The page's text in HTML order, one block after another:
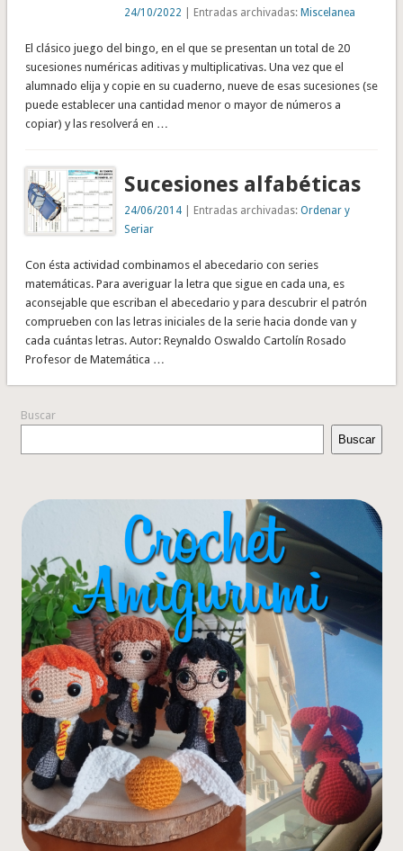
24/10/2022 | Entradas archivadas:Miscelanea
El clásico juego del bingo, en el que se presentan un total de 20
sucesiones numéricas aditivas y multiplicativas. Una vez que el
alumnado elija y copie en su cuaderno, nueve de esas sucesiones (se
puede establecer una cantidad menor o mayor de números a
copiar) y las resolverá en …
Sucesiones alfabéticas
24/06/2014 | Entradas archivadas:Ordenar y
Seriar
Con ésta actividad combinamos el abecedario con series
matemáticas. Para averiguar la letra que sigue en cada una, es
aconsejable que escriban el abecedario y para descubrir el patrón
comprueben con las letras iniciales de la serie hacia donde van y
cada cuántas letras. Autor: Reynaldo Oswaldo Cartolín Rosado
Profesor de Matemática …
Buscar
Buscar